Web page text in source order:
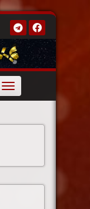
Toggle
navigation